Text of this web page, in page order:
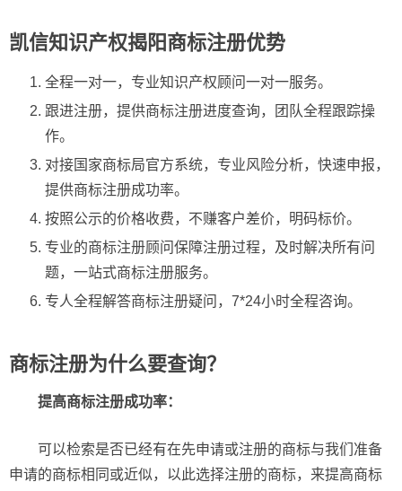
凯信知识产权揭阳商标注册优势
全程一对一，专业知识产权顾问一对一服务。
跟进注册，提供商标注册进度查询，团队全程跟踪操
作。
对接国家商标局官方系统，专业风险分析，快速申报，
提供商标注册成功率。
按照公示的价格收费，不赚客户差价，明码标价。
专业的商标注册顾问保障注册过程，及时解决所有问
题，一站式商标注册服务。
专人全程解答商标注册疑问，7*24小时全程咨询。
商标注册为什么要查询？
提高商标注册成功率：
可以检索是否已经有在先申请或注册的商标与我们准备
申请的商标相同或近似，以此选择注册的商标，来提高商标